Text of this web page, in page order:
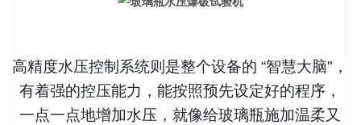
高精度水压控制系统则是整个设备的 “智慧大脑"，
有着强的控压能力，能按照预先设定好的程序，
一点一点地增加水压，就像给玻璃瓶施加温柔又